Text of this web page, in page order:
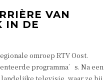
VAN
IN DE
omroep RTV Oost.
programma’s. Na een